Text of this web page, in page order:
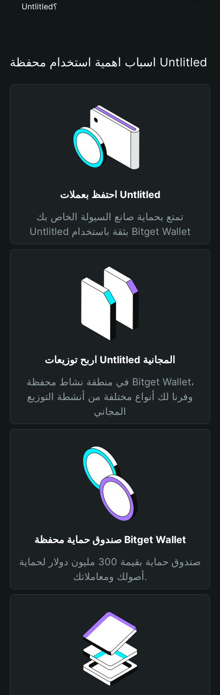
Untlitled؟
أسباب أهمية استخدام محفظة Untlitled
احتفظ بعملات Untlitled
تمتع بحماية صانع السيولة الخاص بك
Untlitled بثقة باستخدام Bitget Wallet
اربح توزيعات Untlitled المجانية
في منطقة نشاط محفظة Bitget Wallet،
وفرنا لك أنواع مختلفة من أنشطة التوزيع
المجاني
صندوق حماية محفظة Bitget Wallet
صندوق حماية بقيمة 300 مليون دولار لحماية
أصولك ومعاملاتك.